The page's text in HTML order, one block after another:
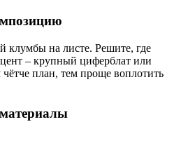
клумбы на листе. Решите, где
– крупный циферблат или
план, тем проще воплотить